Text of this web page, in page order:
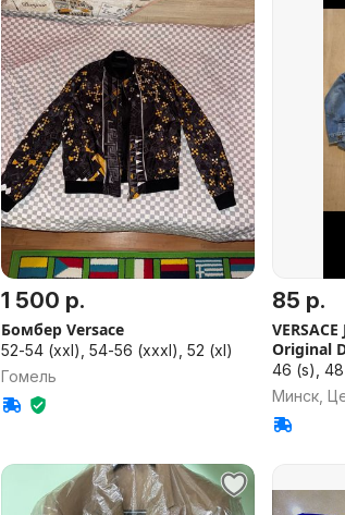
1 500 р.
Бомбер Versace
52-54 (xxl), 54-56 (xxxl), 52 (xl)
Гомель
85 р.
Original
46 (s), 48
Минск,